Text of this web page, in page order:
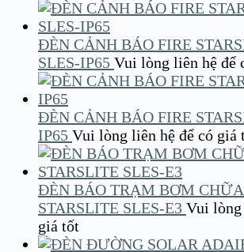
ĐÈN CẢNH BÁO FIRE
SLES-IP65 Vui lòng liên hệ để
ĐÈN CẢNH BÁO FIRE
IP65 Vui lòng liên hệ để có giá
ĐÈN BÁO TRẠM BƠM
STARSLITE SLES-E3 Vui lòng
giá tốt